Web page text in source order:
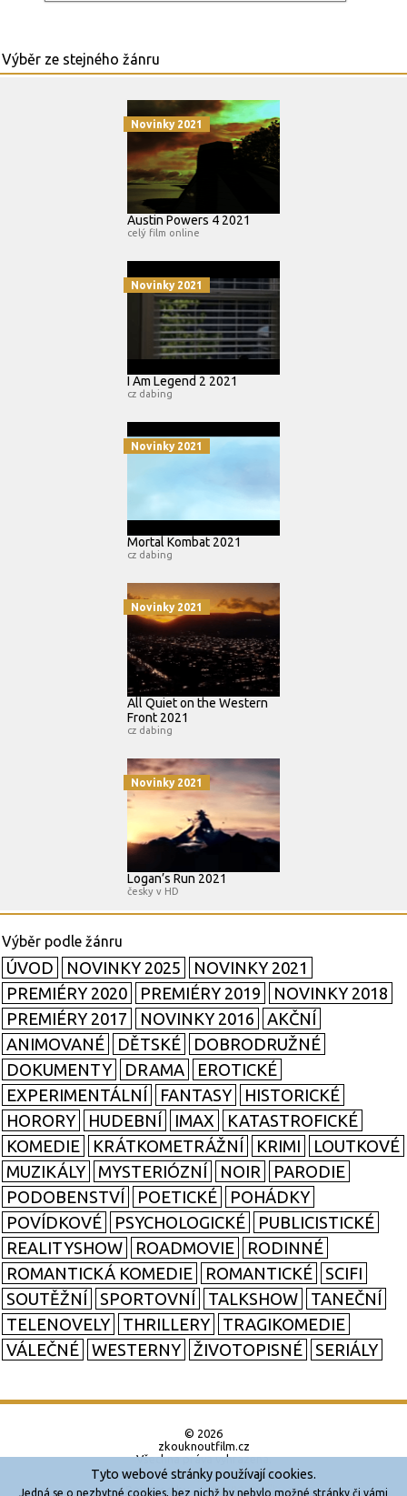
Novinky 2021
Austin Powers 4 2021
celý film online
Novinky 2021
I Am Legend 2 2021
cz dabing
Novinky 2021
Mortal Kombat 2021
cz dabing
Novinky 2021
All Quiet on the Western
Front 2021
cz dabing
Novinky 2021
Logan’s Run 2021
česky v HD
ÚVOD NOVINKY 2025
NOVINKY 2021
PREMIÉRY 2020
PREMIÉRY 2019
NOVINKY 2018
PREMIÉRY 2017
NOVINKY 2016
AKČNÍ
ANIMOVANÉ
DĚTSKÉ
DOBRODRUŽNÉ
DOKUMENTY
DRAMA
EROTICKÉ
EXPERIMENTÁLNÍ
FANTASY
HISTORICKÉ
HORORY
HUDEBNÍ IMAX
KATASTROFICKÉ
KOMEDIE
KRÁTKOMETRÁŽNÍ KRIMI
LOUTKOVÉ
MUZIKÁLY
MYSTERIÓZNÍ NOIR
PARODIE
PODOBENSTVÍ
POETICKÉ
POHÁDKY
POVÍDKOVÉ
PSYCHOLOGICKÉ
PUBLICISTICKÉ
REALITYSHOW
ROADMOVIE
RODINNÉ
ROMANTICKÁ KOMEDIE
ROMANTICKÉ
SCIFI
SOUTĚŽNÍ
SPORTOVNÍ TALKSHOW
TANEČNÍ
TELENOVELY
THRILLERY
TRAGIKOMEDIE
VÁLEČNÉ
WESTERNY ŽIVOTOPISNÉ SERIÁLY
© 2026
zkouknoutfilm.cz
Všechna práva vyhrazena.
Powered by
Tyto webové stránky používají cookies.
Jedná se o nezbytné cookies, bez nichž by nebylo možné stránky či vámi